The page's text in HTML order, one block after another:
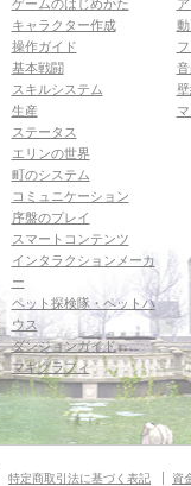
ゲームのはじめかた
キャラクター作成
操作ガイド
基本戦闘
スキルシステム
生産
ステータス
エリンの世界
町のシステム
コミュニケーション
序盤のプレイ
スマートコンテンツ
インタラクションメーカ
ー
ペット探検隊・ペットハ
ウス
ダンジョンガイド
マギグラフィ
特定商取引法に基づく表記 資